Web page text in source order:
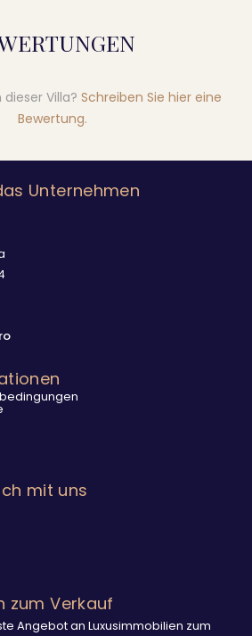
Villa? Schreiben Sie hier eine
Bewertung.
Unternehmen
mit uns
zum Verkauf
Angebot an Luxusimmobilien zum